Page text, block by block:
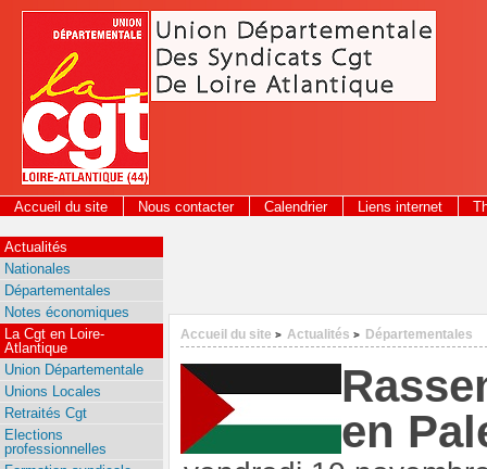
Panneau de gestion des cookies
Accueil du site Nous contacter Calendrier Liens internet
2026
Accueil du site > Actualités > Départementales
en
Actualités
Nationales
Départementales
Notes économiques
La Cgt en Loire-
Atlantique
Union Départementale
Unions Locales
Retraités Cgt
Elections
professionnelles